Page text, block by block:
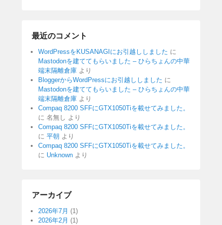
最近のコメント
WordPressをKUSANAGIにお引越ししました に
Mastodonを建ててもらいました – ひらちょんの中華
端末隔離倉庫 より
BloggerからWordPressにお引越ししました に
Mastodonを建ててもらいました – ひらちょんの中華
端末隔離倉庫 より
Compaq 8200 SFFにGTX1050Tiを載せてみました。
に 名無し より
Compaq 8200 SFFにGTX1050Tiを載せてみました。
に 平朝 より
Compaq 8200 SFFにGTX1050Tiを載せてみました。
に Unknown より
アーカイブ
2026年7月 (1)
2026年2月 (1)